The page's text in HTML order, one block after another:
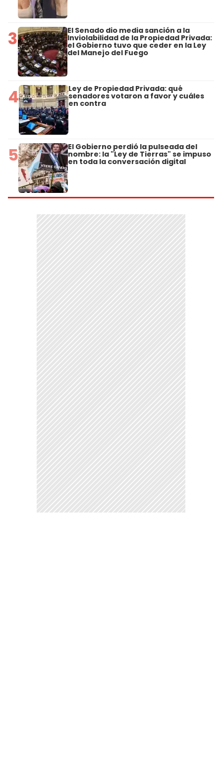
3 El Senado dio media sanción a la
Inviolabilidad de la Propiedad Privada:
el Gobierno tuvo que ceder en la Ley
del Manejo del Fuego
4 Ley de Propiedad Privada: qué
senadores votaron a favor y cuáles
en contra
5 El Gobierno perdió la pulseada del
nombre: la "Ley de Tierras" se impuso
en toda la conversación digital